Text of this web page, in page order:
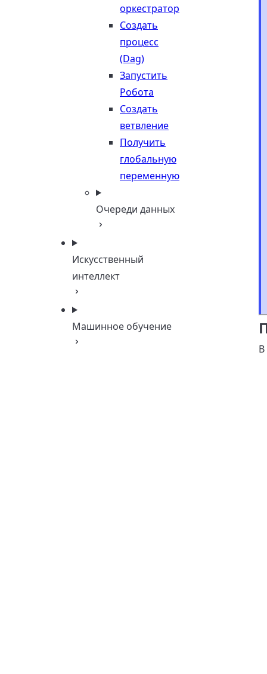
оркестратор
Создать
процесс
(Dag)
Запустить
Робота
Создать
ветвление
Получить
глобальную
переменную
Очереди данных
Искусственный
интеллект
Машинное обучение